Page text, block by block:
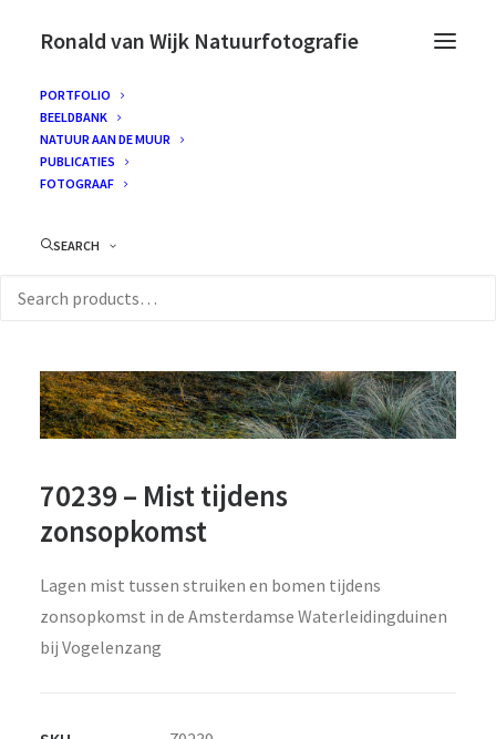
Ronald van Wijk Natuurfotografie
PORTFOLIO
BEELDBANK
NATUUR AAN DE MUUR
PUBLICATIES
FOTOGRAAF
SEARCH
70239 – Mist tijdens
zonsopkomst
Lagen mist tussen struiken en bomen tijdens
zonsopkomst in de Amsterdamse Waterleidingduinen
bij Vogelenzang